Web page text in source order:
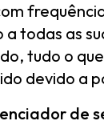
todas as
tudo o
devido a
de